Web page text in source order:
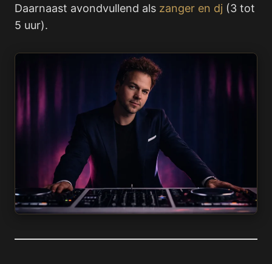
Daarnaast avondvullend als zanger en dj (3 tot
5 uur).